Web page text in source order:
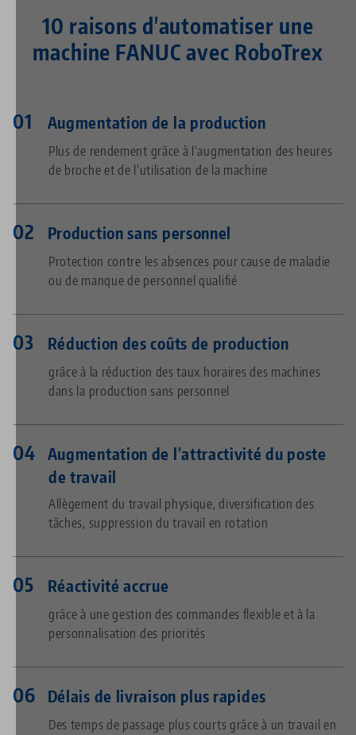
10 raisons d'automatiser une
machine FANUC avec RoboTrex
Augmentation de la production
Plus de rendement grâce à l’augmentation des heures
de broche et de l’utilisation de la machine
Production sans personnel
Protection contre les absences pour cause de maladie
ou de manque de personnel qualifié
Réduction des coûts de production
grâce à la réduction des taux horaires des machines
dans la production sans personnel
Augmentation de l’attractivité du poste
de travail
Allègement du travail physique, diversification des
tâches, suppression du travail en rotation
Réactivité accrue
grâce à une gestion des commandes flexible et à la
personnalisation des priorités
Délais de livraison plus rapides
Des temps de passage plus courts grâce à un travail en